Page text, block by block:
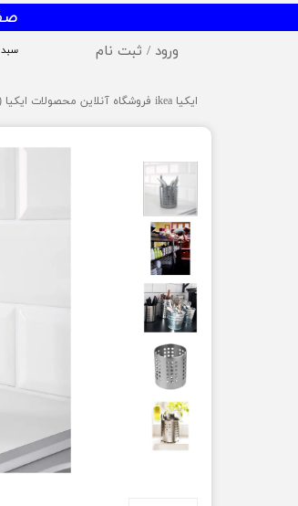
ورود / ثبت نام
خروج از حساب کاربری
سبد
ایکیا ikea فروشگاه آنلاین محصولات ایکیا (ikea ) و انواع برندها شامل میز و صندلی ایکیا،ظروف آشپزخانه ایکیا،دکوراسیون ایکیا،روشنایی ایکیا،لوازم کودک ایکیا،لوازم سرویس بهداشتی و حمام ایکیا ،کالای خواب آیکیاو ... ارسال به سراسر ایران